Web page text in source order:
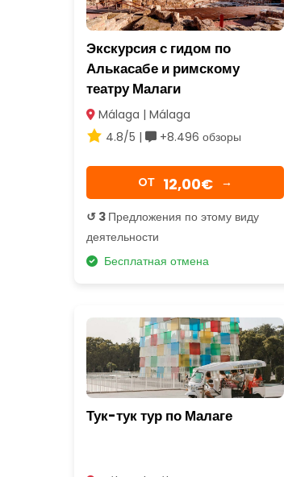
Экскурсия с гидом по
Алькасабе и римскому
театру Малаги
Málaga | Málaga
4.8/5 |
+8.496 обзоры
OТ 12,00€ →
↺ 3 Предложения по этому виду
деятельности
Бесплатная отмена
Тук-тук тур по Малаге